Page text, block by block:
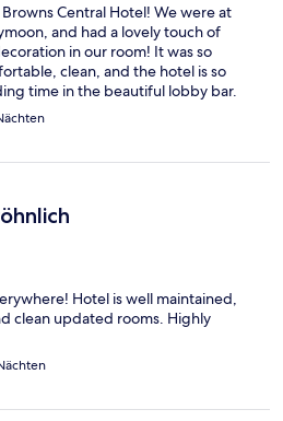
Central Hotel! We were at
and had a lovely touch of
in our room! It was so
clean, and the hotel is so
time in the beautiful lobby bar.
Hotel is well maintained,
clean updated rooms. Highly